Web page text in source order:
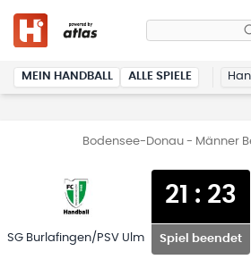
MEIN HANDBALL ALLE SPIELE
Bodensee-Donau - Männer
SG Burlafingen/PSV Ulm
21 : 23
Spiel beendet